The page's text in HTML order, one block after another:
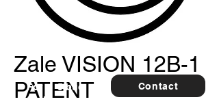
Zale VISION 12B-1
PATENT
Contact
For
furthe
5 buc.